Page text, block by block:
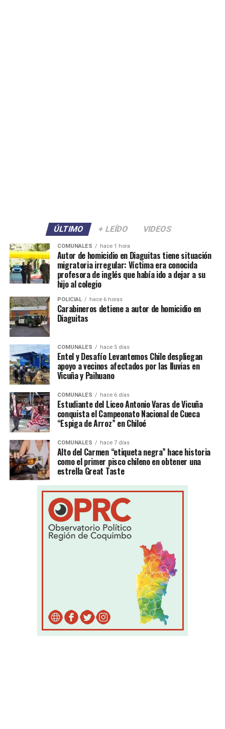
ÚLTIMO + LEÍDO VIDEOS
COMUNALES hace 1 hora
Autor de homicidio en Diaguitas tiene situación
migratoria irregular: Víctima era conocida
profesora de inglés que había ido a dejar a su
hijo al colegio
POLICIAL hace 6 horas
Carabineros detiene a autor de homicidio en
Diaguitas
COMUNALES hace 5 días
Entel y Desafío Levantemos Chile despliegan
apoyo a vecinos afectados por las lluvias en
Vicuña y Paihuano
COMUNALES hace 6 días
Estudiante del Liceo Antonio Varas de Vicuña
conquista el Campeonato Nacional de Cueca
“Espiga de Arroz” en Chiloé
COMUNALES hace 7 días
Alto del Carmen “etiqueta negra” hace historia
como el primer pisco chileno en obtener una
estrella Great Taste